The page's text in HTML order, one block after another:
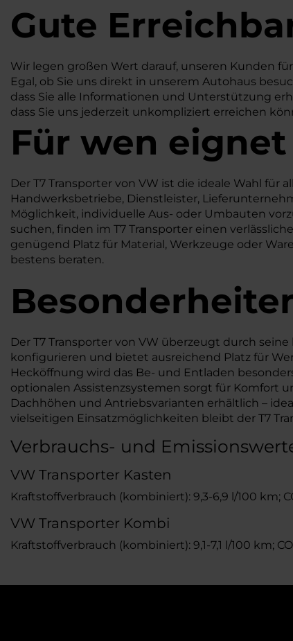
Gute
Wir legen großen Wert darauf, unseren Kunden
Egal, ob Sie uns direkt in unserem Autohaus
dass Sie alle Informationen und Unterstützung
dass Sie uns jederzeit unkompliziert erreichen
Für wen
Der T7 Transporter von VW ist die ideale Wahl für
Handwerksbetriebe, Dienstleister,
Möglichkeit, individuelle Aus- oder Umbauten
suchen, finden im T7 Transporter einen
genügend Platz für Material, Werkzeuge oder
bestens beraten.
Der T7 Transporter von VW überzeugt durch
konfigurieren und bietet ausreichend Platz für
Hecköffnung wird das Be- und Entladen
optionalen Assistenzsystemen sorgt für Komfort
Dachhöhen und Antriebsvarianten erhältlich –
vielseitigen Einsatzmöglichkeiten bleibt der T7
Verbrauchs- und
VW Transporter Kasten
Kraftstoffverbrauch (kombiniert): 9,3-6,9 l/100 km;
VW Transporter Kombi
Kraftstoffverbrauch (kombiniert): 9,1-7,1 l/100 km; CO